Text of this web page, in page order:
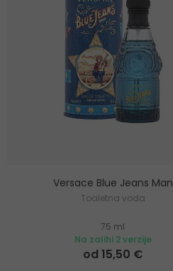
Versace Blue Jeans Man
Toaletna voda
75 ml
Na zalihi 2 verzije
od 15,50 €